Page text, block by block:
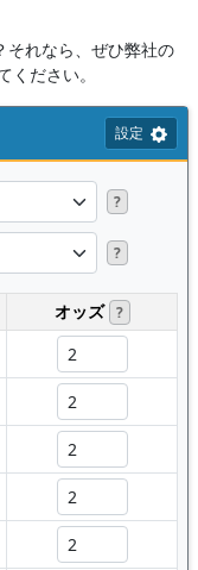
それなら、ぜひ弊社の
ください。
設定
?
?
オッズ ?